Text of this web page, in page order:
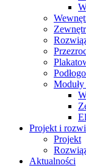
Projekt i
Projekt
Aktualności